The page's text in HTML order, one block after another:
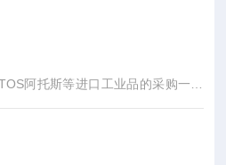
阿托斯等进口工业品的采购一站
原厂直发，型号齐全，**，*，*。
片泵专业代理通过叶轮的旋转，将